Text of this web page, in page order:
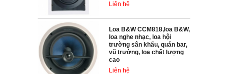
Liên hệ
Loa B&W CCM818,loa B&W,
loa nghe nhạc, loa hội
trường sân khấu, quán bar,
vũ trường, loa chất lượng
cao
Liên hệ